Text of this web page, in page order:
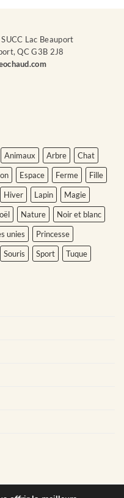
Lac Beauport
QC G3B 2J8
Animaux Arbre
Chat
Espace Ferme
Fille
Hiver Lapin
Magie
Nature
Noir et blanc
unies
Princesse
Souris Sport
Tuque